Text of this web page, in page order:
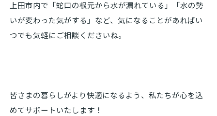
上田市内で「蛇口の根元から水が漏れている」「水の勢
いが変わった気がする」など、気になることがあればい
つでも気軽にご相談くださいね。
皆さまの暮らしがより快適になるよう、私たちが心を込
めてサポートいたします！